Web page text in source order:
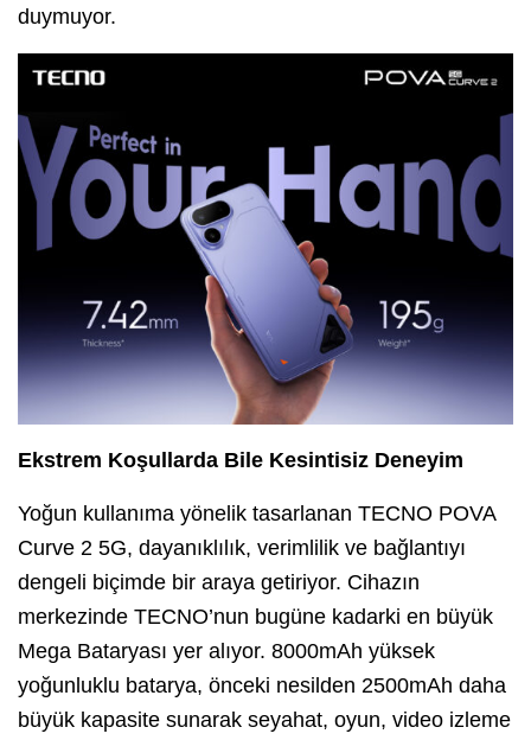
duymuyor.
Ekstrem Koşullarda Bile Kesintisiz Deneyim
Yoğun kullanıma yönelik tasarlanan TECNO POVA
Curve 2 5G, dayanıklılık, verimlilik ve bağlantıyı
dengeli biçimde bir araya getiriyor. Cihazın
merkezinde TECNO’nun bugüne kadarki en büyük
Mega Bataryası yer alıyor. 8000mAh yüksek
yoğunluklu batarya, önceki nesilden 2500mAh daha
büyük kapasite sunarak seyahat, oyun, video izleme